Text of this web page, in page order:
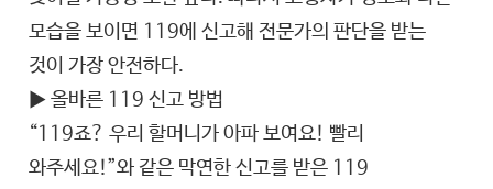
모습을 보이면 119에 신고해 전문가의 판단을 받는
것이 가장 안전하다.
▶ 올바른 119 신고 방법
“119죠? 우리 할머니가 아파 보여요! 빨리
와주세요!”와 같은 막연한 신고를 받은 119